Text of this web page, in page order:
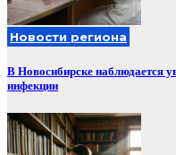
Новости региона
В Новосибирске наблюдается
инфекции